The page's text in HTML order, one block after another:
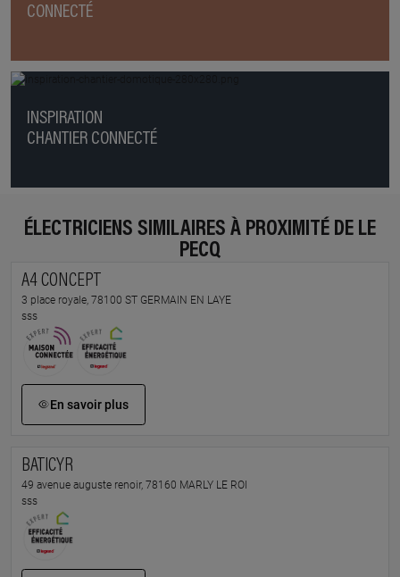
CONNECTÉ
INSPIRATION
CHANTIER CONNECTÉ
ÉLECTRICIENS SIMILAIRES À PROXIMITÉ DE LE
PECQ
A4 CONCEPT
3 place royale, 78100 ST GERMAIN EN LAYE
sss
En savoir plus
BATICYR
49 avenue auguste renoir, 78160 MARLY LE ROI
sss